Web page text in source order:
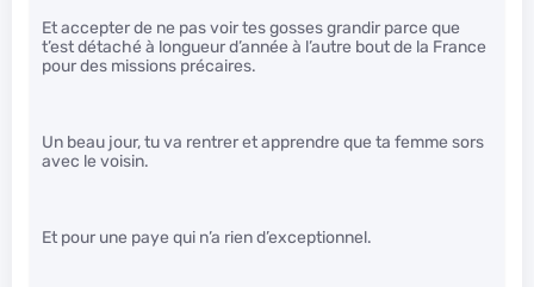
Et accepter de ne pas voir tes gosses grandir parce que
t’est détaché à longueur d’année à l’autre bout de la France
pour des missions précaires.
Un beau jour, tu va rentrer et apprendre que ta femme sors
avec le voisin.
Et pour une paye qui n’a rien d’exceptionnel.